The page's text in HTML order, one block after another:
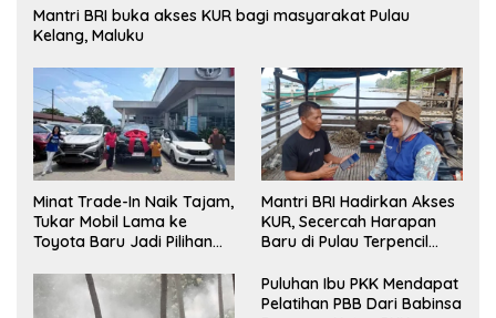
Mantri BRI buka akses KUR bagi masyarakat Pulau
Kelang, Maluku
Minat Trade-In Naik Tajam,
Tukar Mobil Lama ke
Toyota Baru Jadi Pilihan
Mantri BRI Hadirkan Akses
KUR, Secercah Harapan
Baru di Pulau Terpencil
Puluhan Ibu PKK Mendapat
Pelatihan PBB Dari Babinsa